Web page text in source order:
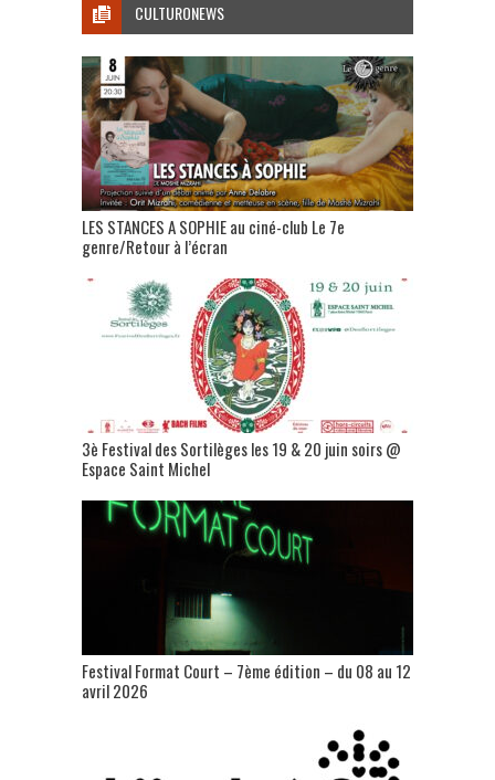
CULTURONEWS
LES STANCES A SOPHIE au ciné-club Le 7e
genre/Retour à l’écran
3è Festival des Sortilèges les 19 & 20 juin soirs @
Espace Saint Michel
Festival Format Court – 7ème édition – du 08 au 12
avril 2026